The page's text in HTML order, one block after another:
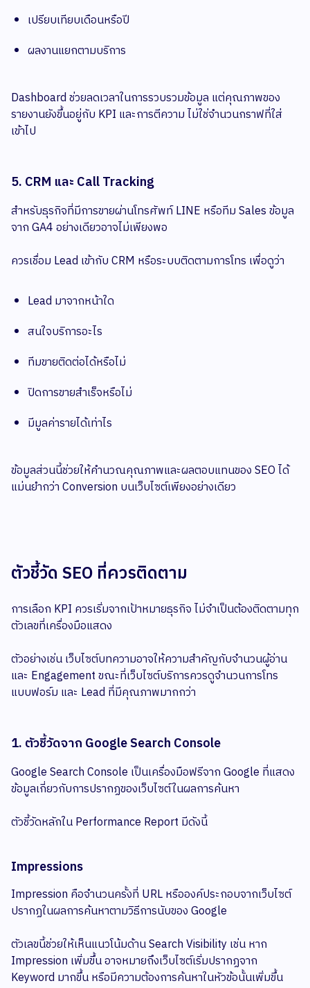
เปรียบเทียบเดือนหรือปี
ผลงานแยกตามบริการ
Dashboard ช่วยลดเวลาในการรวบรวมข้อมูล แต่คุณภาพของ
รายงานยังขึ้นอยู่กับ KPI และการตีความ ไม่ใช่จำนวนกราฟที่ใส่
เข้าไป
5. CRM และ Call Tracking
สำหรับธุรกิจที่มีการขายผ่านโทรศัพท์ LINE หรือทีม Sales ข้อมูล
จาก GA4 อย่างเดียวอาจไม่เพียงพอ
ควรเชื่อม Lead เข้ากับ CRM หรือระบบติดตามการโทร เพื่อดูว่า
Lead มาจากหน้าใด
สนใจบริการอะไร
ทีมขายติดต่อได้หรือไม่
ปิดการขายสำเร็จหรือไม่
มีมูลค่ารายได้เท่าไร
ข้อมูลส่วนนี้ช่วยให้คำนวณคุณภาพและผลตอบแทนของ SEO ได้
แม่นยำกว่า Conversion บนเว็บไซต์เพียงอย่างเดียว
ตัวชี้วัด SEO ที่ควรติดตาม
การเลือก KPI ควรเริ่มจากเป้าหมายธุรกิจ ไม่จำเป็นต้องติดตามทุก
ตัวเลขที่เครื่องมือแสดง
ตัวอย่างเช่น เว็บไซต์บทความอาจให้ความสำคัญกับจำนวนผู้อ่าน
และ Engagement ขณะที่เว็บไซต์บริการควรดูจำนวนการโทร
แบบฟอร์ม และ Lead ที่มีคุณภาพมากกว่า
1. ตัวชี้วัดจาก Google Search Console
Google Search Console เป็นเครื่องมือฟรีจาก Google ที่แสดง
ข้อมูลเกี่ยวกับการปรากฏของเว็บไซต์ในผลการค้นหา
ตัวชี้วัดหลักใน Performance Report มีดังนี้
Impressions
Impression คือจำนวนครั้งที่ URL หรือองค์ประกอบจากเว็บไซต์
ปรากฏในผลการค้นหาตามวิธีการนับของ Google
ตัวเลขนี้ช่วยให้เห็นแนวโน้มด้าน Search Visibility เช่น หาก
Impression เพิ่มขึ้น อาจหมายถึงเว็บไซต์เริ่มปรากฏจาก
Keyword มากขึ้น หรือมีความต้องการค้นหาในหัวข้อนั้นเพิ่มขึ้น